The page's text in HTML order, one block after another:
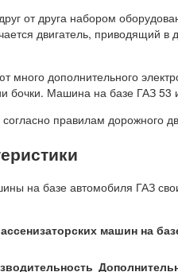
от друга набором
двигатель, приводящий
дополнительного
бочки. Машина на базе ГАЗ 53
правилам дорожного
на базе автомобиля ГАЗ
машин на